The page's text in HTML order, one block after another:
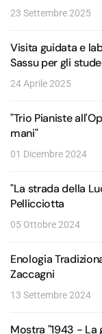
23 Settembre 2025
Visita guidata e
Sassu per gli
24 Aprile 2025
"Trio Pianiste
mani"
01 Dicembre 2024
"La strada della
Pellicciotta
05 Ottobre 2024
Enologia
Zaccagni
13 Settembre 2024
Mostra "1943 - La